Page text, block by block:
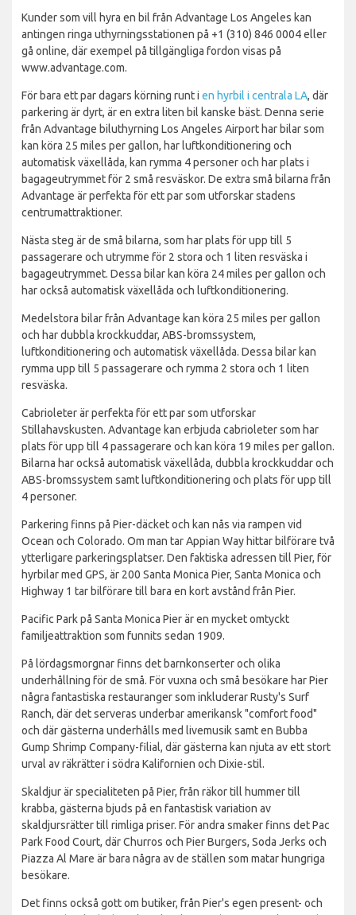
Kunder som vill hyra en bil från Advantage Los Angeles kan
antingen ringa uthyrningsstationen på +1 (310) 846 0004 eller
gå online, där exempel på tillgängliga fordon visas på
www.advantage.com.
För bara ett par dagars körning runt i en hyrbil i centrala LA, där
parkering är dyrt, är en extra liten bil kanske bäst. Denna serie
från Advantage biluthyrning Los Angeles Airport har bilar som
kan köra 25 miles per gallon, har luftkonditionering och
automatisk växellåda, kan rymma 4 personer och har plats i
bagageutrymmet för 2 små resväskor. De extra små bilarna från
Advantage är perfekta för ett par som utforskar stadens
centrumattraktioner.
Nästa steg är de små bilarna, som har plats för upp till 5
passagerare och utrymme för 2 stora och 1 liten resväska i
bagageutrymmet. Dessa bilar kan köra 24 miles per gallon och
har också automatisk växellåda och luftkonditionering.
Medelstora bilar från Advantage kan köra 25 miles per gallon
och har dubbla krockkuddar, ABS-bromssystem,
luftkonditionering och automatisk växellåda. Dessa bilar kan
rymma upp till 5 passagerare och rymma 2 stora och 1 liten
resväska.
Cabrioleter är perfekta för ett par som utforskar
Stillahavskusten. Advantage kan erbjuda cabrioleter som har
plats för upp till 4 passagerare och kan köra 19 miles per gallon.
Bilarna har också automatisk växellåda, dubbla krockkuddar och
ABS-bromssystem samt luftkonditionering och plats för upp till
4 personer.
Parkering finns på Pier-däcket och kan nås via rampen vid
Ocean och Colorado. Om man tar Appian Way hittar bilförare två
ytterligare parkeringsplatser. Den faktiska adressen till Pier, för
hyrbilar med GPS, är 200 Santa Monica Pier, Santa Monica och
Highway 1 tar bilförare till bara en kort avstånd från Pier.
Pacific Park på Santa Monica Pier är en mycket omtyckt
familjeattraktion som funnits sedan 1909.
På lördagsmorgnar finns det barnkonserter och olika
underhållning för de små. För vuxna och små besökare har Pier
några fantastiska restauranger som inkluderar Rusty's Surf
Ranch, där det serveras underbar amerikansk "comfort food"
och där gästerna underhålls med livemusik samt en Bubba
Gump Shrimp Company-filial, där gästerna kan njuta av ett stort
urval av räkrätter i södra Kalifornien och Dixie-stil.
Skaldjur är specialiteten på Pier, från räkor till hummer till
krabba, gästerna bjuds på en fantastisk variation av
skaldjursrätter till rimliga priser. För andra smaker finns det Pac
Park Food Court, där Churros och Pier Burgers, Soda Jerks och
Piazza Al Mare är bara några av de ställen som matar hungriga
besökare.
Det finns också gott om butiker, från Pier's egen present- och